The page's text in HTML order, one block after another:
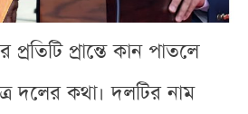
প্রতিটি প্রান্তে কান পাতলে
দলের কথা। দলটির নাম